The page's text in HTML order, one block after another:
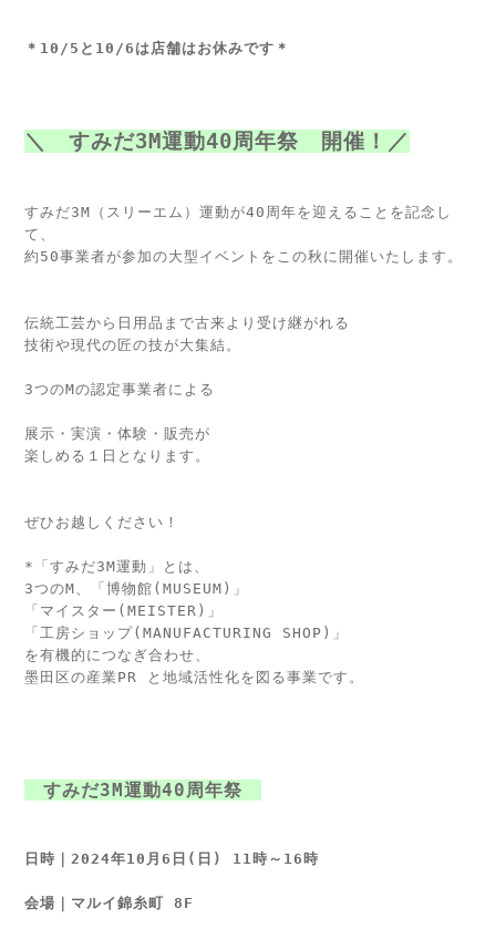
＊10/5と10/6は店舗はお休みです＊
＼ すみだ3M運動40周年祭
すみだ3M（スリーエム）運動が40周年を迎えることを記念し
て、
約50事業者が参加の⼤型イベントをこの秋に開催いたします。
伝統⼯芸から⽇⽤品まで古来より受け継がれる
3つのMの認定事業者による
展示・実演・体験・販売が
ぜひお越しください！
*「すみだ3M運動」とは、
3つのM、「博物館(MUSEUM)」
「マイスター(MEISTER)」
「⼯房ショップ(MANUFACTURING SHOP)」
を有機的につなぎ合わせ、
すみだ3M運動40周年祭
会場｜マルイ錦糸町 8F